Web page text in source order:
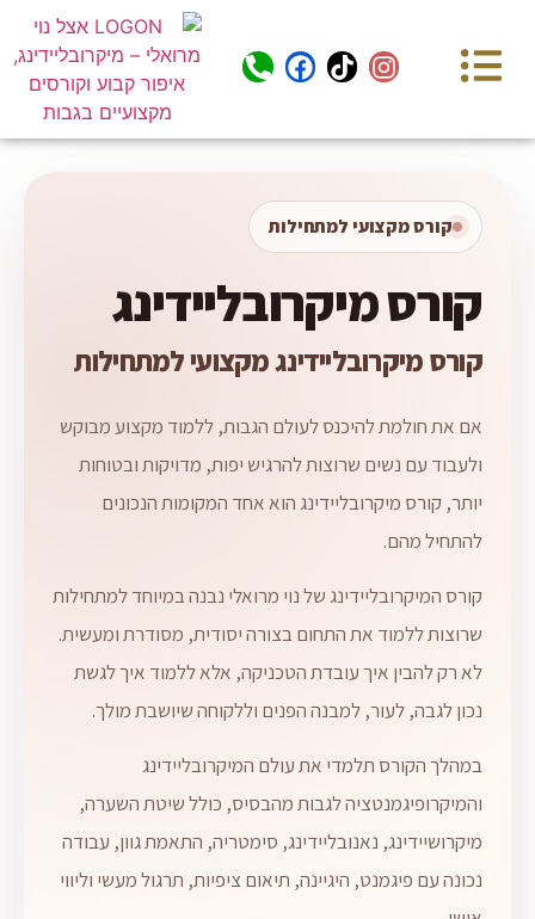
קורס מקצועי למתחילות
קורס מיקרובליידינג
קורס מיקרובליידינג מקצועי למתחילות
אם את חולמת להיכנס לעולם הגבות, ללמוד מקצוע מבוקש
ולעבוד עם נשים שרוצות להרגיש יפות, מדויקות ובטוחות
יותר, קורס מיקרובליידינג הוא אחד המקומות הנכונים
להתחיל מהם.
קורס המיקרובליידינג של נוי מרואלי נבנה במיוחד למתחילות
שרוצות ללמוד את התחום בצורה יסודית, מסודרת ומעשית.
לא רק להבין איך עובדת הטכניקה, אלא ללמוד איך לגשת
נכון לגבה, לעור, למבנה הפנים וללקוחה שיושבת מולך.
במהלך הקורס תלמדי את עולם המיקרובליידינג
והמיקרופיגמנטציה לגבות מהבסיס, כולל שיטת השערה,
מיקרושיידינג, נאנובליידינג, סימטריה, התאמת גוון, עבודה
נכונה עם פיגמנט, היגיינה, תיאום ציפיות, תרגול מעשי וליווי